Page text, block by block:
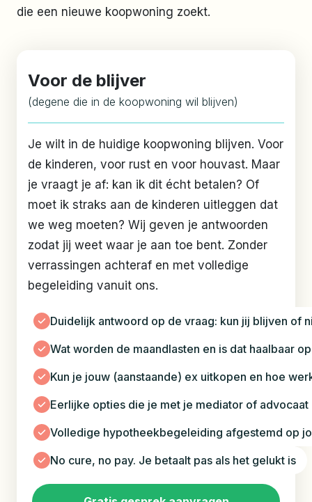
die een nieuwe koopwoning zoekt.
Voor de blijver
(degene die in de koopwoning wil blijven)
Je wilt in de huidige koopwoning blijven. Voor
de kinderen, voor rust en voor houvast. Maar
je vraagt je af: kan ik dit écht betalen? Of
moet ik straks aan de kinderen uitleggen dat
we weg moeten? Wij geven je antwoorden
zodat jij weet waar je aan toe bent. Zonder
verrassingen achteraf en met volledige
begeleiding vanuit ons.
Duidelijk antwoord op de vraag: kun jij blijven of
Wat worden de maandlasten en is dat haalbaar
Kun je jouw (aanstaande) ex uitkopen en hoe
Eerlijke opties die je met je mediator of
Volledige hypotheekbegeleiding afgestemd op
No cure, no pay. Je betaalt pas als het gelukt is